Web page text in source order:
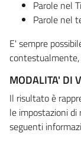
Parole nel
Parole nel
E' sempre
MODALITA' DI
Il risultato è
le impostazioni di
seguenti